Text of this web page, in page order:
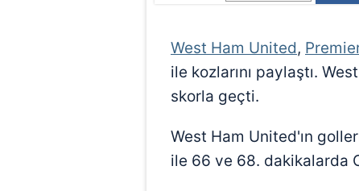
West Ham United,
ile kozlarını paylaştı.
skorla geçti.
West Ham United'ın
ile 66 ve 68. dakikalarda